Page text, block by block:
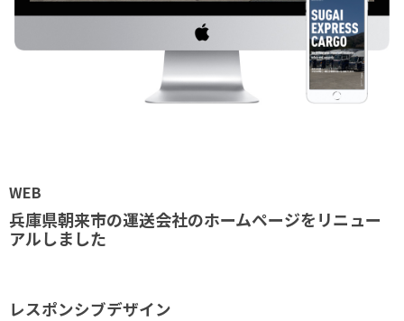
WEB
兵庫県朝来市の運送会社のホームページをリニュー
アルしました
レスポンシブデザイン